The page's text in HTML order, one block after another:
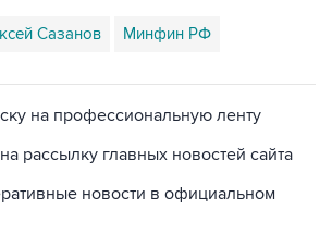
Сазанов Минфин РФ
на профессиональную ленту
рассылку главных новостей сайта
новости в официальном